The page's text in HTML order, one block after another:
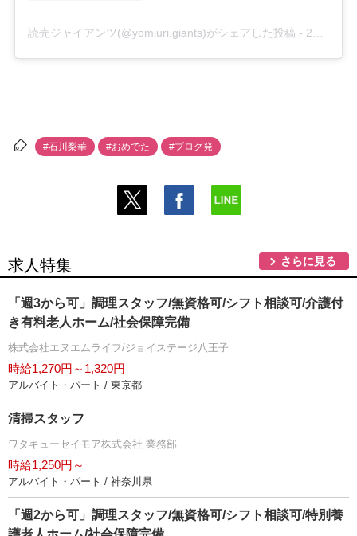
読売ジャイアンツ(@yomiuri.giants)がシェアした投稿 - 2019年 6月月14日午後3時01分PDT
#石川梨華 #おめでた #ブログ発
求人特集 さらに見る
「週3から可」調理スタッフ/無資格可/シフト相談可/介護付
き有料老人ホーム/社会保障完備
株式会社エヌエムライフ/ジョイステージ八王子
時給1,270円～1,320円
アルバイト・パート / 東京都
清掃スタッフ
ワタキューセイモア株式会社 業務部
時給1,250円～
アルバイト・パート / 神奈川県
「週2から可」調理スタッフ/無資格可/シフト相談可/特別養